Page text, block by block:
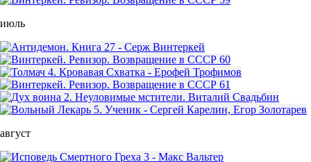
июль
август